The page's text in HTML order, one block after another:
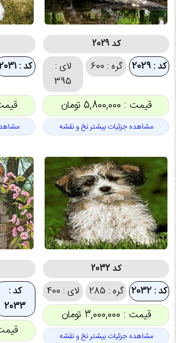
کد 2029
کد : 2029 گره : 600
لای :
395
قیمت : 5,800,000 تومان
مشاهده جزئیات بیشتر نخ و نقشه
کد : 2031
قیمت :
کد 2032
کد : 2032 گره : 285 لای : 400
قیمت : 3,000,000 تومان
مشاهده جزئیات بیشتر نخ و نقشه
کد :
2033
قیمت :